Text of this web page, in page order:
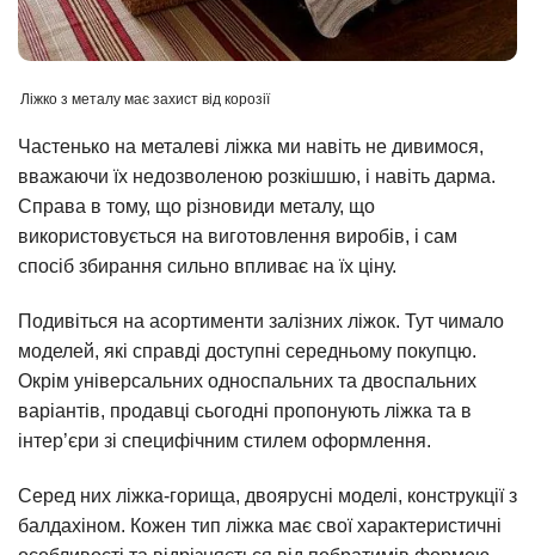
Ліжко з металу має захист від корозії
Частенько на металеві ліжка ми навіть не дивимося,
вважаючи їх недозволеною розкішшю, і навіть дарма.
Справа в тому, що різновиди металу, що
використовується на виготовлення виробів, і сам
спосіб збирання сильно впливає на їх ціну.
Подивіться на асортименти залізних ліжок. Тут чимало
моделей, які справді доступні середньому покупцю.
Окрім універсальних односпальних та двоспальних
варіантів, продавці сьогодні пропонують ліжка та в
інтер’єри зі специфічним стилем оформлення.
Серед них ліжка-горища, двоярусні моделі, конструкції з
балдахіном. Кожен тип ліжка має свої характеристичні